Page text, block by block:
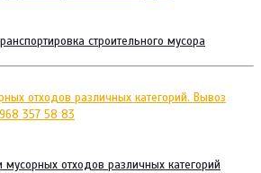
строительного мусора
мусорных отходов различных категорий